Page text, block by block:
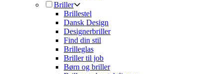
Briller
Brillestel
Dansk Design
Designerbriller
Find din stil
Brilleglas
Briller til job
Børn og briller